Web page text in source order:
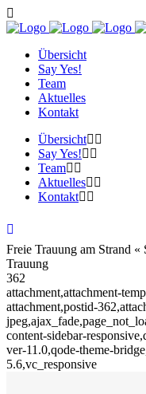
Übersicht
Say Yes!
Team
Aktuelles
Kontakt
Übersicht
Say Yes!
Team
Aktuelles
Kontakt
Freie Trauung am Strand
Trauung
362
attachment,attachment-
attachment,postid-
content-sidebar-
ver-11.0,qode-theme-
5.6,vc_responsive